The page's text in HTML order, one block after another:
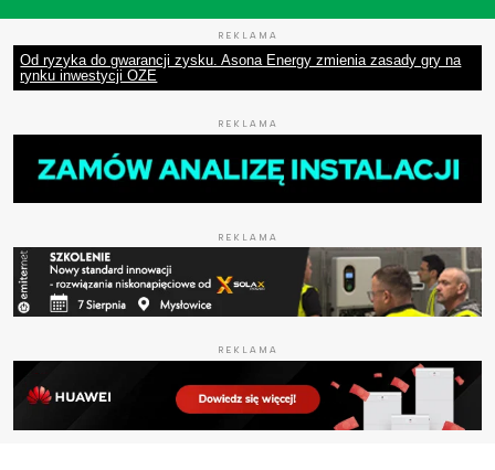
REKLAMA
Od ryzyka do gwarancji zysku. Asona Energy zmienia zasady gry na
rynku inwestycji OZE
REKLAMA
REKLAMA
REKLAMA